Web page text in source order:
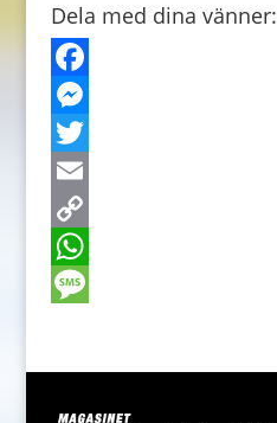
Dela med dina vänner:
F
a
c
e
b
o
M
e
s
s
e
T
w
t
E
m
a
C
o
W